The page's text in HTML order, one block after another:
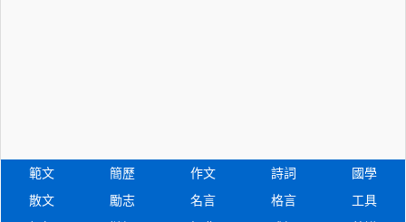
範文 簡歷 作文 詩詞
國學
散文
勵志 名言 格言
工具